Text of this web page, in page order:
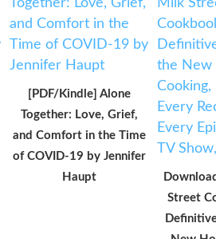
[PDF/Kindle] Alone
Together: Love, Grief,
and Comfort in the Time
of COVID-19 by Jennifer
Haupt
Street